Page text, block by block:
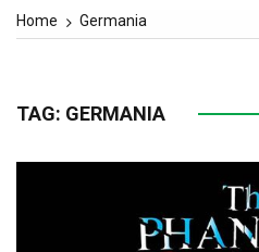
Home Germania
TAG: GERMANIA